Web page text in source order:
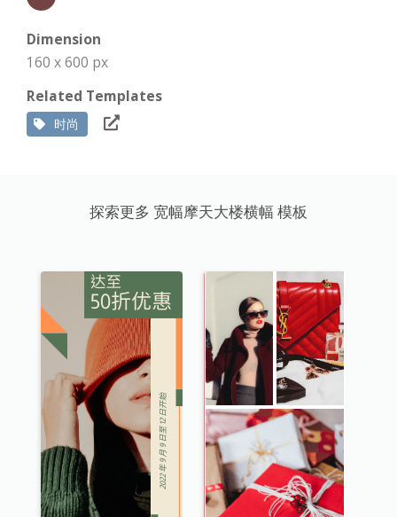
Dimension
160 x 600 px
Related Templates
时尚
探索更多 宽幅摩天大楼横幅 模板